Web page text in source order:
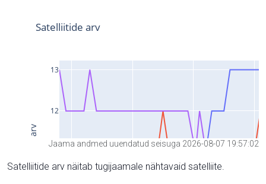
Jaama andmed uuendatud seisuga 2026-08-07 19:57:02
Satelliitide arv näitab tugijaamale nähtavaid satelliite.